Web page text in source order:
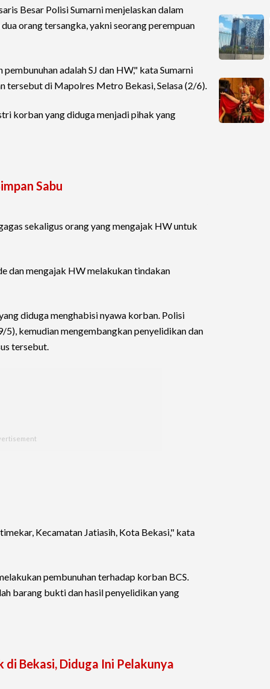
Besar Polisi Sumarni menjelaskan dalam
orang tersangka, yakni seorang perempuan
adalah SJ dan HW," kata Sumarni
tersebut di Mapolres Metro Bekasi, Selasa (2/6).
korban yang diduga menjadi pihak yang
Sabu
sekaligus orang yang mengajak HW untuk
dan mengajak HW melakukan tindakan
diduga menghabisi nyawa korban. Polisi
5), kemudian mengembangkan penyelidikan dan
tersebut.
Kecamatan Jatiasih, Kota Bekasi," kata
pembunuhan terhadap korban BCS.
barang bukti dan hasil penyelidikan yang
di Bekasi, Diduga Ini Pelakunya